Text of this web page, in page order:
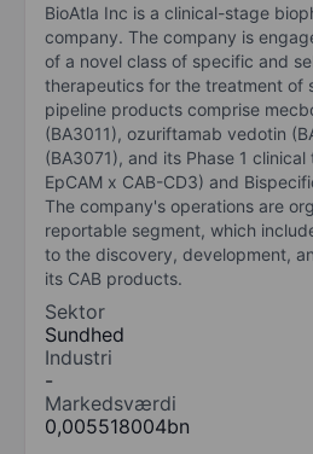
BioAtla Inc is a clinical-stage
company. The company is
of a novel class of specific and
therapeutics for the treatment of
pipeline products comprise
(BA3011), ozuriftamab vedotin
(BA3071), and its Phase 1
EpCAM x CAB-CD3) and
The company's operations are
reportable segment, which
to the discovery, development,
its CAB products.
Sektor
Sundhed
Industri
-
Markedsværdi
0,005518004bn